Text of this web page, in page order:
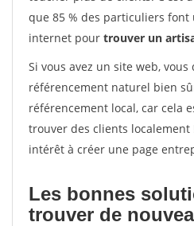
que 85 % des particuliers
internet pour trouver un
Si vous avez un site web,
référencement naturel bien
référencement local, car cela
trouver des clients localement
intérêt à créer une page
Les bonnes
trouver de